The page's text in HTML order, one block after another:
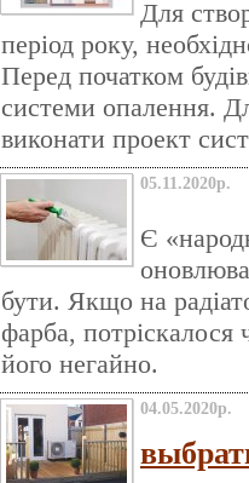
Для
період року,
Перед початком
системи опалення.
виконати проект
05.11.2020р.
Є
бути. Якщо на
фарба, потріскалося
його негайно.
04.05.2020р.